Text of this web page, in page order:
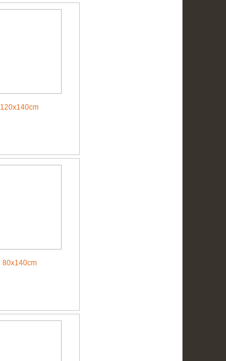
120x140cm
80x140cm